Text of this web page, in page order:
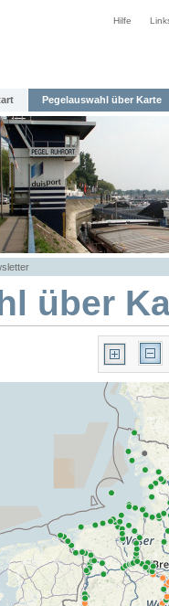
Hilfe
Pegelauswahl über Karte
über